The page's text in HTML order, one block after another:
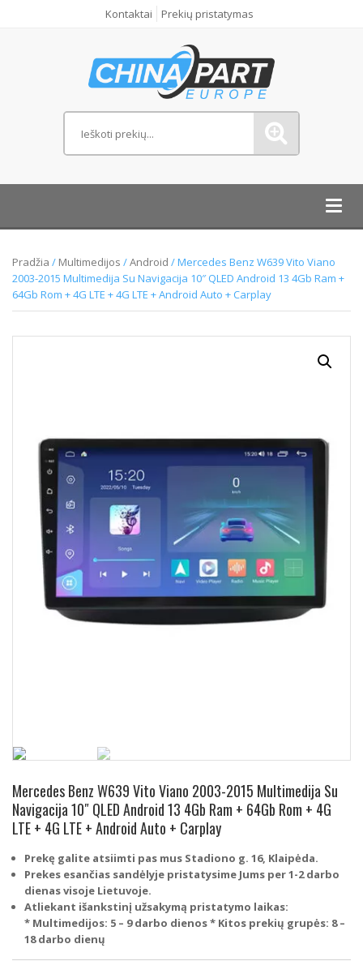
Kontaktai Prekių pristatymas
Pradžia / Multimedijos /Android / Mercedes Benz W639 Vito Viano
2003-2015 Multimedija Su Navigacija 10″ QLED Android 13 4Gb Ram +
64Gb Rom + 4G LTE + 4G LTE + Android Auto + Carplay
Mercedes Benz W639 Vito Viano 2003-2015 Multimedija Su
Navigacija 10″ QLED Android 13 4Gb Ram + 64Gb Rom + 4G
LTE + 4G LTE + Android Auto + Carplay
Prekę galite atsiimti pas mus Stadiono g. 16, Klaipėda.
Prekes esančias sandėlyje pristatysime Jums per 1-2 darbo
dienas visoje Lietuvoje.
Atliekant išankstinį užsakymą pristatymo laikas:
* Multimedijos: 5 – 9 darbo dienos* Kitos prekių grupės: 8 –
18 darbo dienų